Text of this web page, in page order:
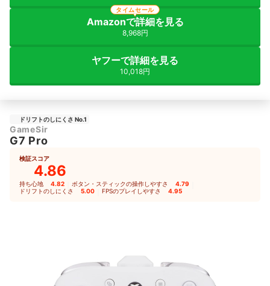
Amazonで詳細を見る
8,968円
タイムセール
ヤフーで詳細を見る
10,018円
ドリフトのしにくさ No.1
GameSir
G7 Pro
検証スコア
4.86
持ち心地 4.82 ボタン・スティックの操作しやすさ 4.79
ドリフトのしにくさ 5.00 FPSのプレイしやすさ 4.95